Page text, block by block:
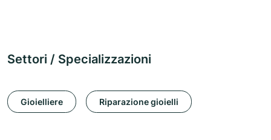
Settori / Specializzazioni
Gioielliere Riparazione gioielli